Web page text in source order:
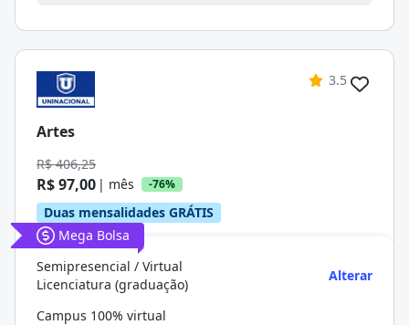
3.5
Artes
R$ 406,25
R$ 97,00 | mês -76%
Duas mensalidades GRÁTIS
Mega Bolsa
Semipresencial / Virtual
Licenciatura (graduação)
Alterar
Campus 100% virtual